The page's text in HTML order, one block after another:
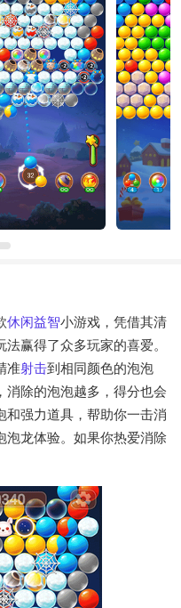
休闲益智小游戏，凭借其清
法赢得了众多玩家的喜爱。
准射击到相同颜色的泡泡
消除的泡泡越多，得分也会
和强力道具，帮助你一击消
泡龙体验。如果你热爱消除